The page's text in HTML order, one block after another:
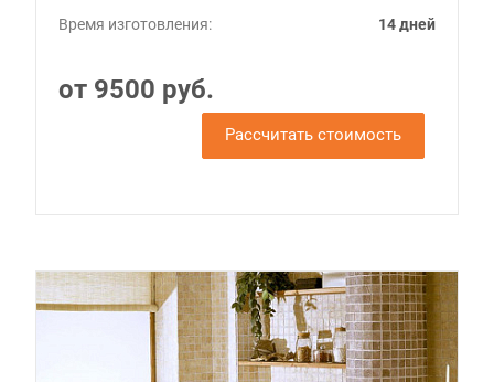
Время изготовления: 14 дней
от 9500 руб.
Рассчитать стоимость